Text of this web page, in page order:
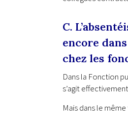
C.
encore
chez les
Dans la Fonction
s’agit
Mais dans le